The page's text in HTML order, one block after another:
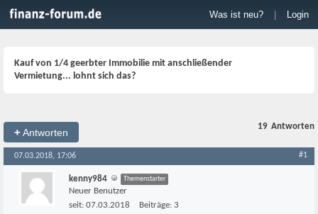
Was ist neu? Login
Kauf von 1/4 geerbter Immobilie mit anschließender
Vermietung... lohnt sich das?
+Antworten
19 Antworten
07.03.2018, 17:06 #1
kenny984 Themenstarter
Neuer Benutzer
seit: 07.03.2018 Beiträge: 3